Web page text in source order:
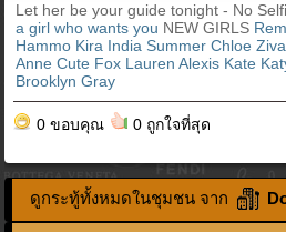
Let her be your guide tonight - No
a girl who wants you NEW GIRLS
Hammo Kira India Summer Chloe Ziva
Anne Сute Fox Lauren Alexis Kate
Brooklyn Gray
0 ขอบคุณ 0 ถูกใจที่สุด
ดูกระทู้ทั้งหมดในชุมชน จาก